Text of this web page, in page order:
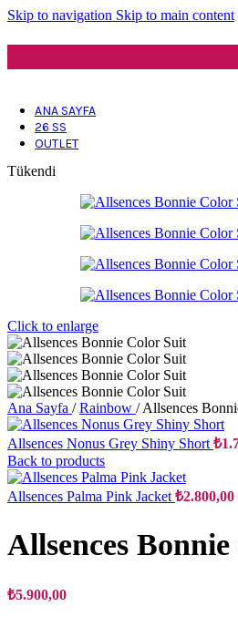
Skip to navigation Skip to main content
ANA SAYFA
26 SS
OUTLET
Tükendi
Click to enlarge
Ana Sayfa / Rainbow / Allsences
Allsences Nonus Grey Shiny Short ₺
Back to products
Allsences Palma Pink Jacket ₺2.800,00
Allsences
₺5.900,00